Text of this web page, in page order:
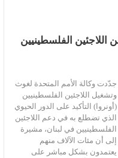
اللاجئين الفلسطينيين
جدّدت وكالة الأمم المتحدة لغوث
وتشغيل اللاجئين الفلسطينيين
(أونروا) التأكيد على الدور الحيوي
الذي تضطلع به في دعم اللاجئين
الفلسطينيين في لبنان، مشيرة
إلى أن مئات الآلاف منهم
يعتمدون بشكل مباشر على